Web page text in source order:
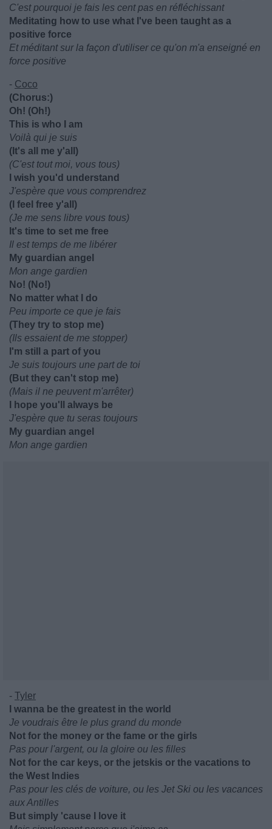
C'est pourquoi je fais les cent pas en réfléchissant
Meditating how to use what I've been taught as a
positive force
Et méditant sur la façon d'utiliser ce qu'on m'a enseigné en
force positive
- Coco
(Chorus:)
Oh! (Oh!)
This is who I am
Voilà qui je suis
(It's all me y'all)
(C'est tout moi, vous tous)
I wish you'd understand
J'espère que vous comprendrez
(I feel free y'all)
(Je me sens libre vous tous)
It's time to set me free
Il est temps de me libérer
My guardian angel
Mon ange gardien
No! (No!)
No matter what I do
Peu importe ce que je fais
(They try to stop me)
(Ils essaient de me stopper)
I'm still a part of you
Je suis toujours une part de toi
(But they can't stop me)
(Mais il ne peuvent m'arrêter)
I hope you'll always be
J'espère que tu seras toujours
My guardian angel
Mon ange gardien
- Tyler
I wanna be the greatest in the world
Je voudrais être le plus grand du monde
Not for the money or the fame or the girls
Pas pour l'argent, ou la gloire ou les filles
Not for the car keys, or the jetskis or the vacations to
the West Indies
Pas pour les clés de voiture, ou les Jet Ski ou les vacances
aux Antilles
But simply 'cause I love it